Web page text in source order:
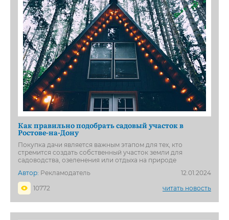
Как правильно подобрать садовый участок в
Ростове-на-Дону
Покупка дачи является важным этапом для тех, кто
стремится создать собственный участок земли для
садоводства, озеленения или отдыха на природе
Автор: Рекламодатель
12.01.2024
10772
читать новость